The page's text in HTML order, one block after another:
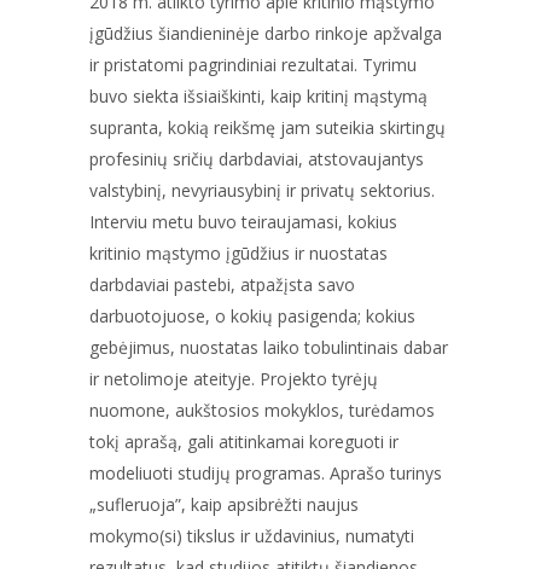
įgūdžius šiandieninėje darbo rinkoje apžvalga
ir pristatomi pagrindiniai rezultatai. Tyrimu
buvo siekta išsiaiškinti, kaip kritinį mąstymą
supranta, kokią reikšmę jam suteikia skirtingų
profesinių sričių darbdaviai, atstovaujantys
valstybinį, nevyriausybinį ir privatų sektorius.
Interviu metu buvo teiraujamasi, kokius
kritinio mąstymo įgūdžius ir nuostatas
darbdaviai pastebi, atpažįsta savo
darbuotojuose, o kokių pasigenda; kokius
gebėjimus, nuostatas laiko tobulintinais dabar
ir netolimoje ateityje. Projekto tyrėjų
nuomone, aukštosios mokyklos, turėdamos
tokį aprašą, gali atitinkamai koreguoti ir
modeliuoti studijų programas. Aprašo turinys
„sufleruoja”, kaip apsibrėžti naujus
mokymo(si) tikslus ir uždavinius, numatyti